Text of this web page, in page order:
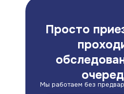
Просто
Мы работаем без